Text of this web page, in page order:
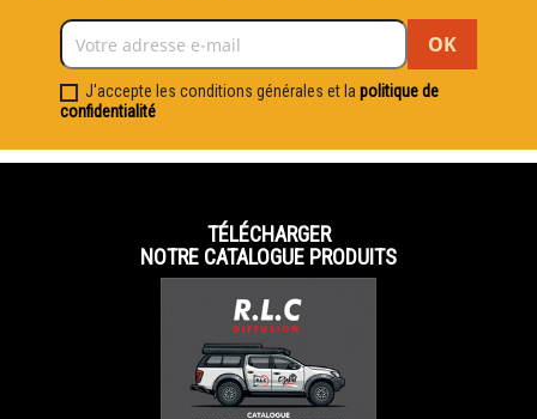
J'accepte les conditions générales et la politique de
confidentialité
TÉLÉCHARGER
NOTRE CATALOGUE PRODUITS